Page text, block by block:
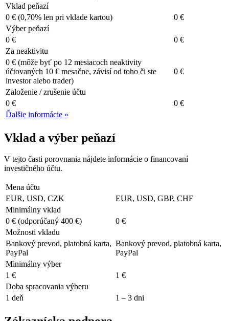
Vklad peňazí
0 € (0,70% len pri vklade kartou)
0 €
Výber peňazí
0 €
0 €
Za neaktivitu
0 € (môže byť po 12 mesiacoch neaktivity
účtovaných 10 € mesačne, závisí od toho či ste
investor alebo trader)
0 €
Založenie / zrušenie účtu
0 €
0 €
Ďalšie informácie »
Vklad a výber peňazí
V tejto časti porovnania nájdete informácie o financovaní
investičného účtu.
Mena účtu
EUR, USD, CZK
EUR, USD, GBP, CHF
Minimálny vklad
0 € (odporúčaný 400 €)
0 €
Možnosti vkladu
Bankový prevod, platobná karta,
PayPal
Bankový prevod, platobná karta,
PayPal
Minimálny výber
1 €
1 €
Doba spracovania výberu
1 deň
1 – 3 dni